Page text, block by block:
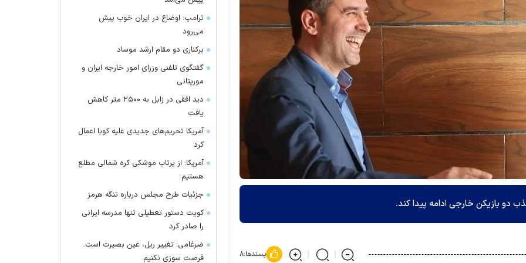
دو بازیکن خارجی ادامه پیدا کند.
پسندها:۸
ترامپ: اوضاع در ایران خوب پیش
می‌رود
برکناری دو مقام ارشد موساد
گفتگوی تلفنی وزرای امور خارجه ایران و
موریتانی
دید افقی در زابل به ۲۵۰۰ متر کاهش
یافت
آمریکا تحریم‌های جدیدی علیه کوبا اعمال
کرد
آمریکا: از پرتاب موشکی کره شمالی مطلع
هستیم
جزئیات طرح مجلس درباره تنگه هرمز
کویت دستور تعطیلی تنها مدرسه ایرانی
را صادر کرد
ضرغامی: تغییر ریل، عین بصیرت است.
فرصت سوزی نکنیم